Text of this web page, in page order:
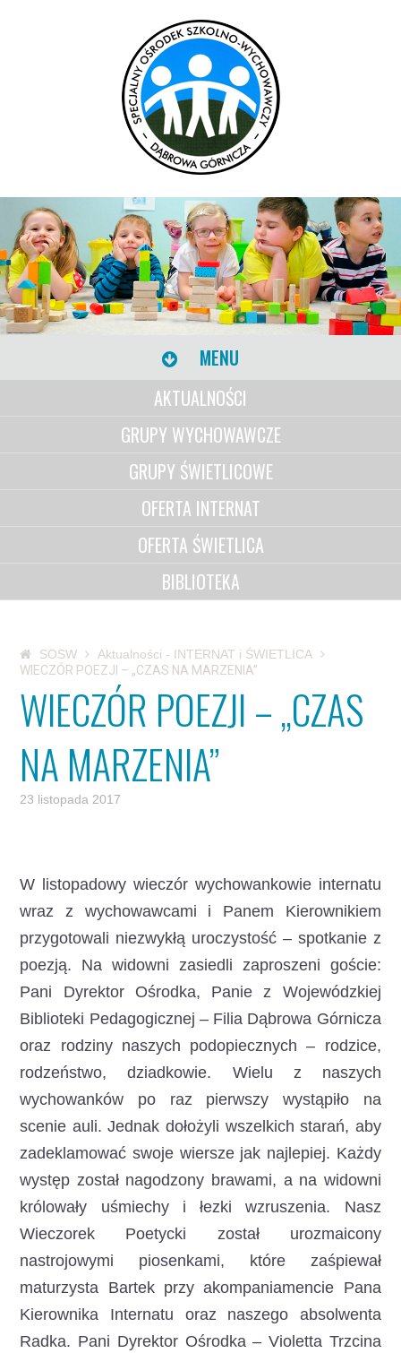
MENU
AKTUALNOŚCI
GRUPY WYCHOWAWCZE
GRUPY ŚWIETLICOWE
OFERTA INTERNAT
OFERTA ŚWIETLICA
BIBLIOTEKA
SOSW
Aktualności - INTERNAT i ŚWIETLICA
WIECZÓR POEZJI – „CZAS NA MARZENIA”
WIECZÓR POEZJI – „CZAS
NA MARZENIA”
23 listopada 2017
W listopadowy wieczór wychowankowie internatu
wraz z wychowawcami i Panem Kierownikiem
przygotowali niezwykłą uroczystość – spotkanie z
poezją. Na widowni zasiedli zaproszeni goście:
Pani Dyrektor Ośrodka, Panie z Wojewódzkiej
Biblioteki Pedagogicznej – Filia Dąbrowa Górnicza
oraz rodziny naszych podopiecznych – rodzice,
rodzeństwo, dziadkowie. Wielu z naszych
wychowanków po raz pierwszy wystąpiło na
scenie auli. Jednak dołożyli wszelkich starań, aby
zadeklamować swoje wiersze jak najlepiej. Każdy
występ został nagodzony brawami, a na widowni
królowały uśmiechy i łezki wzruszenia. Nasz
Wieczorek Poetycki został urozmaicony
nastrojowymi piosenkami, które zaśpiewał
maturzysta Bartek przy akompaniamencie Pana
Kierownika Internatu oraz naszego absolwenta
Radka. Pani Dyrektor Ośrodka – Violetta Trzcina